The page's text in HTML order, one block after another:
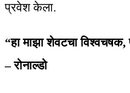
प्रवेश केला.
“हा माझा शेवटचा विश्वचषक,
– रोनाल्डो